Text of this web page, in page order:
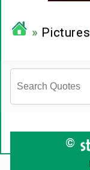
» Pictures
©